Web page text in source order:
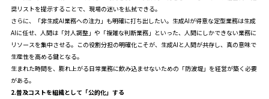
奨リストを提示することで、現場の迷いを払拭できる。
さらに、「非生成AI業務への注力」も明確に打ち出したい。生成AIが得意な定型業務は生成
AIに任せ、人間は「対人調整」や「複雑な判断業務」といった、人間にしかできない業務に
リソースを集中させる。この役割分担の明確化こそが、生成AIと人間が共存し、真の意味で
生産性を高める鍵となる。
生まれた時間を、膨れ上がる日常業務に飲み込ませないための「防波堤」を経営が築く必要
がある。
2.普及コストを組織として「公的化」する